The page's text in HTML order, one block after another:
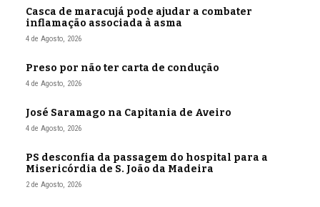
Casca de maracujá pode ajudar a combater
inflamação associada à asma
4 de Agosto, 2026
Preso por não ter carta de condução
4 de Agosto, 2026
José Saramago na Capitania de Aveiro
4 de Agosto, 2026
PS desconfia da passagem do hospital para a
Misericórdia de S. João da Madeira
2 de Agosto, 2026